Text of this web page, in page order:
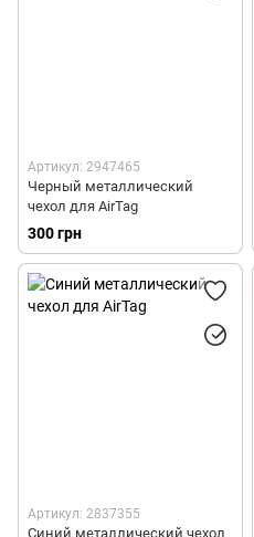
Артикул: 2947465
Черный металлический
чехол для AirTag
300 грн
Артикул: 2837355
Синий металлический чехол